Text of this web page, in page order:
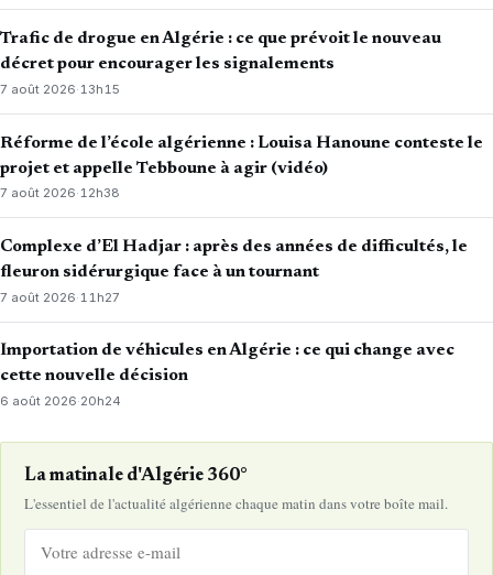
Trafic de drogue en Algérie : ce que prévoit le nouveau
décret pour encourager les signalements
7 août 2026·13h15
Réforme de l’école algérienne : Louisa Hanoune conteste le
projet et appelle Tebboune à agir (vidéo)
7 août 2026·12h38
Complexe d’El Hadjar : après des années de difficultés, le
fleuron sidérurgique face à un tournant
7 août 2026·11h27
Importation de véhicules en Algérie : ce qui change avec
cette nouvelle décision
6 août 2026·20h24
La matinale d'Algérie 360°
L'essentiel de l'actualité algérienne chaque matin dans votre boîte mail.